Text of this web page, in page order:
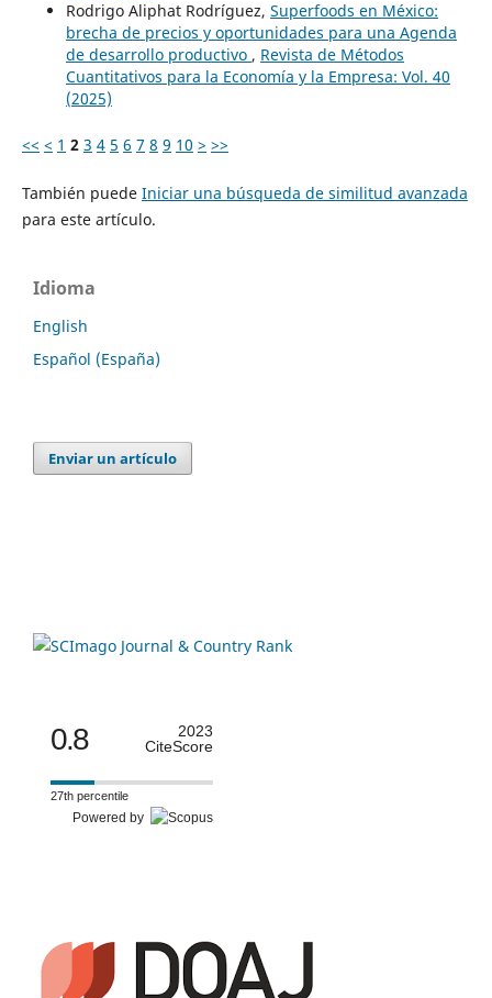
Rodrigo Aliphat Rodríguez, Superfoods en México:
brecha de precios y oportunidades para una Agenda
de desarrollo productivo , Revista de Métodos
Cuantitativos para la Economía y la Empresa: Vol. 40
(2025)
<< < 1 2 3 4 5 6 7 8 9 10 > >>
También puede Iniciar una búsqueda de similitud avanzada
para este artículo.
Idioma
English
Español (España)
Enviar un artículo
0.8
2023
CiteScore
27th percentile
Powered by